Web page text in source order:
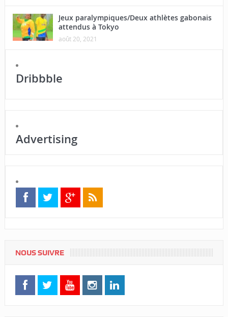
Jeux paralympiques/Deux athlètes gabonais
attendus à Tokyo
août 20, 2021
Dribbble
Advertising
NOUS SUIVRE